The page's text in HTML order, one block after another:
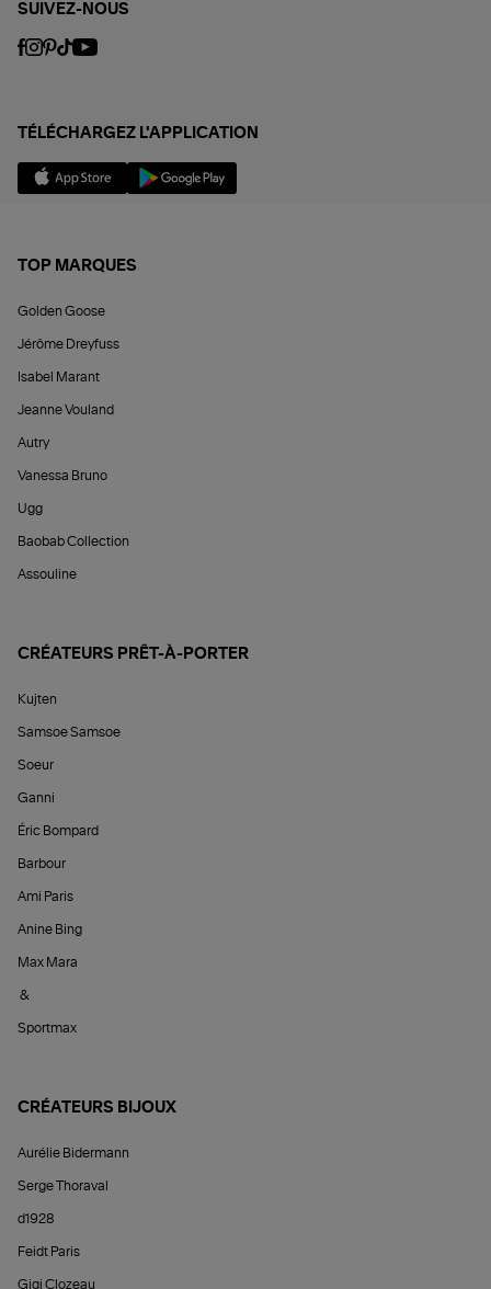
SUIVEZ-NOUS
TÉLÉCHARGEZ L'APPLICATION
TOP MARQUES
Golden Goose
Jérôme Dreyfuss
Isabel Marant
Jeanne Vouland
Autry
Vanessa Bruno
Ugg
Baobab Collection
Assouline
CRÉATEURS PRÊT-À-PORTER
Kujten
Samsoe Samsoe
Soeur
Ganni
Éric Bompard
Barbour
Ami Paris
Anine Bing
Max Mara
&
Sportmax
CRÉATEURS BIJOUX
Aurélie Bidermann
Serge Thoraval
d1928
Feidt Paris
Gigi Clozeau